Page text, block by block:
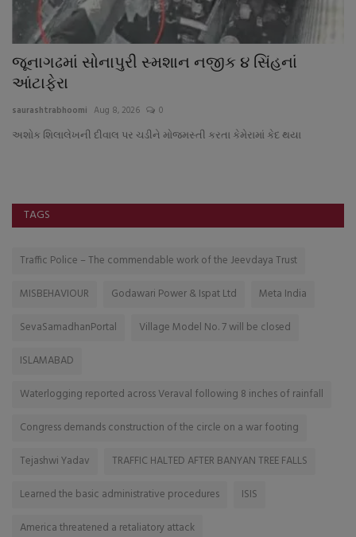
જૂનાગઢમાં સોનાપુરી સ્મશાન નજીક ૪ સિંહનાં
આંટાફેરા
saurashtrabhoomi Aug 8, 2026 0
અશોક શિલાલેખની દીવાલ પર ચડીને મોજમસ્તી કરતા કેમેરામાં કેદ થયા
TAGS
Traffic Police – The commendable work of the Jeevdaya Trust
MISBEHAVIOUR
Godawari Power & Ispat Ltd
Meta India
SevaSamadhanPortal
Village Model No. 7 will be closed
ISLAMABAD
Waterlogging reported across Veraval following 8 inches of rainfall
Congress demands construction of the circle on a war footing
Tejashwi Yadav
TRAFFIC HALTED AFTER BANYAN TREE FALLS
Learned the basic administrative procedures
ISIS
America threatened a retaliatory attack